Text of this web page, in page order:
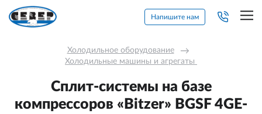
Напишите нам
Холодильное оборудование →
Холодильные машины и агрегаты
Сплит-системы на базе
компрессоров «Bitzer» BGSF 4GE-